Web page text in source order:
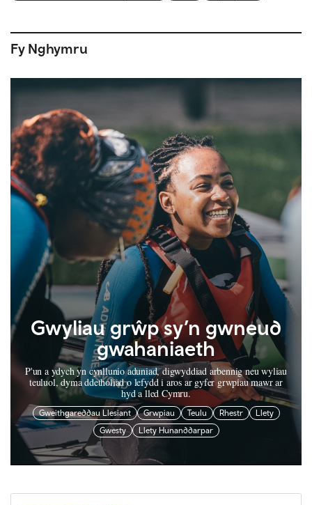
Fy Nghymru
Gwyliau grŵp sy’n gwneud
gwahaniaeth
P'un a ydych yn cynllunio aduniad, digwyddiad arbennig neu wyliau
teuluol, dyma ddetholiad o lefydd i aros ar gyfer grwpiau mawr ar
hyd a lled Cymru.
Gweithgareddau Llesiant Grwpiau Teulu Rhestr
Llety
Gwesty
Llety Hunanddarpar